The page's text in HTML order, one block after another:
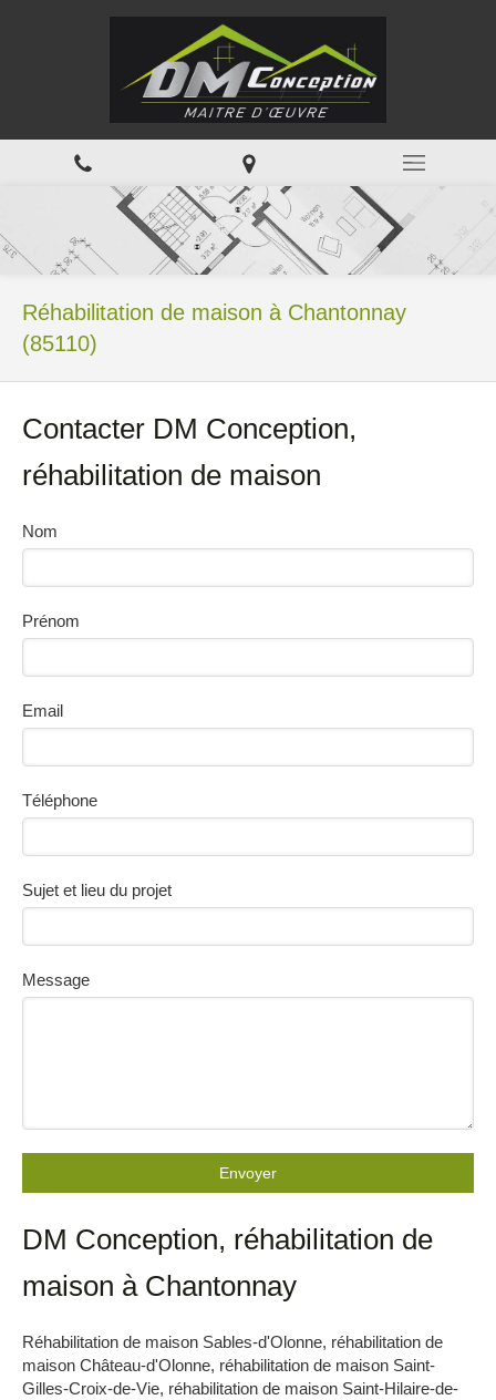
Réhabilitation de maison à Chantonnay
(85110)
Contacter DM Conception,
réhabilitation de maison
Nom
Prénom
Email
Téléphone
Sujet et lieu du projet
Message
Envoyer
DM Conception, réhabilitation de
maison à Chantonnay
Réhabilitation de maison Sables-d'Olonne, réhabilitation de
maison Château-d'Olonne, réhabilitation de maison Saint-
Gilles-Croix-de-Vie, réhabilitation de maison Saint-Hilaire-de-